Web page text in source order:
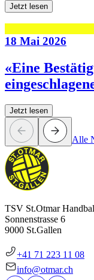
Jetzt lesen
18 Mai 2026
«Eine
Jetzt lesen
Alle
TSV St.Otmar
Sonnenstrasse 6
9000 St.Gallen
+41 71 223 11 08
info@otmar.ch